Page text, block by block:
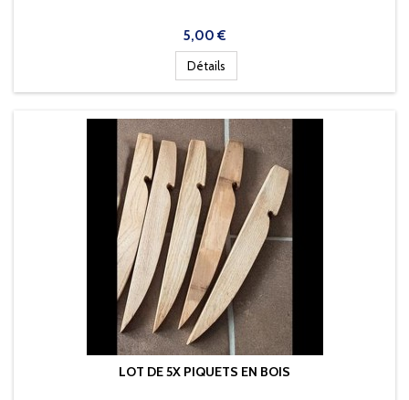
Prix
5,00 €
Détails
LOT DE 5X PIQUETS EN BOIS